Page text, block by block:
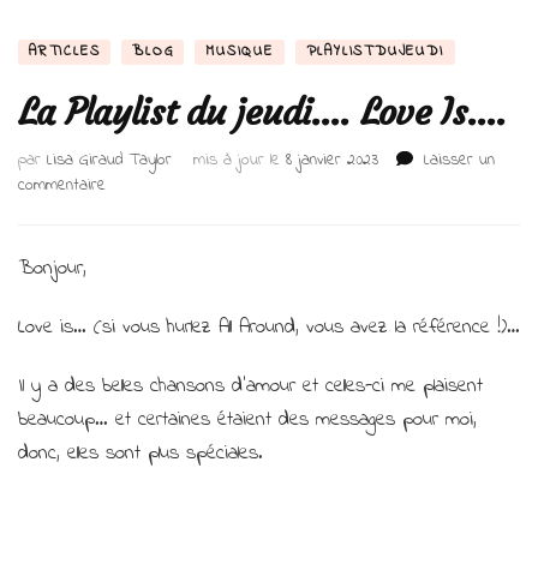
ARTICLES BLOG MUSIQUE PLAYLISTDUJEUDI
La Playlist du jeudi…. Love Is….
par Lisa Giraud Taylor mis à jour le 8 janvier 2023
Laisser un
commentaire
Is….
Bonjour,
Love is… (si vous hurlez All Around, vous avez la référence !)…
Il y a des belles chansons d’amour et celles-ci me plaisent
beaucoup… et certaines étaient des messages pour moi,
donc, elles sont plus spéciales.